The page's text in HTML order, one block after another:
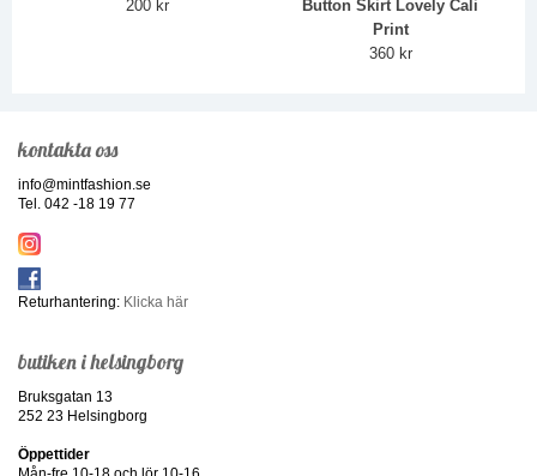
200 kr
Button Skirt Lovely Cali
Print
360 kr
kontakta oss
info@mintfashion.se
Tel. 042 -18 19 77
Returhantering: Klicka här
butiken i helsingborg
Bruksgatan 13
252 23 Helsingborg
Öppettider